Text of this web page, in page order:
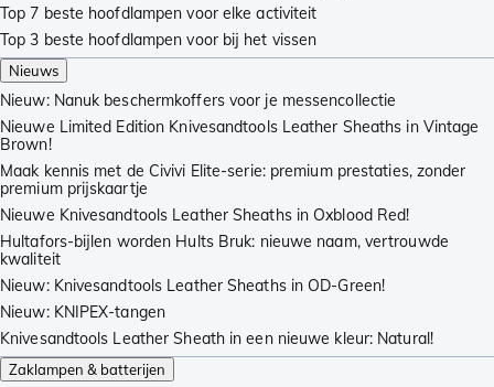
Top 7 beste hoofdlampen voor elke activiteit
Top 3 beste hoofdlampen voor bij het vissen
Nieuws
Nieuw: Nanuk beschermkoffers voor je messencollectie
Nieuwe Limited Edition Knivesandtools Leather Sheaths in Vintage
Brown!
Maak kennis met de Civivi Elite-serie: premium prestaties, zonder
premium prijskaartje
Nieuwe Knivesandtools Leather Sheaths in Oxblood Red!
Hultafors-bijlen worden Hults Bruk: nieuwe naam, vertrouwde
kwaliteit
Nieuw: Knivesandtools Leather Sheaths in OD-Green!
Nieuw: KNIPEX-tangen
Knivesandtools Leather Sheath in een nieuwe kleur: Natural!
Zaklampen & batterijen